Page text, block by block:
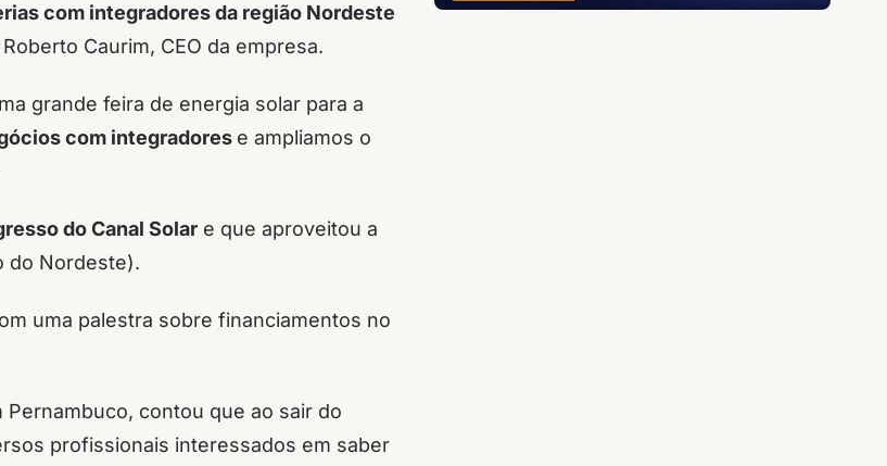
com integradores da região Nordeste
Caurim, CEO da empresa.
grande feira de energia solar para a
com integradores e ampliamos o
do Canal Solar e que aproveitou a
do Nordeste).
uma palestra sobre financiamentos no
contou que ao sair do
profissionais interessados em saber